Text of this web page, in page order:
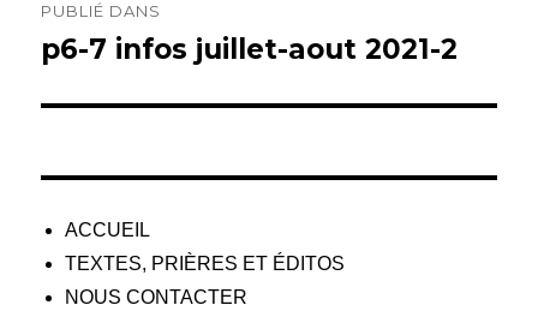
de
PUBLIÉ DANS
p6-7 infos juillet-aout 2021-2
ACCUEIL
TEXTES, PRIÈRES ET ÉDITOS
NOUS CONTACTER